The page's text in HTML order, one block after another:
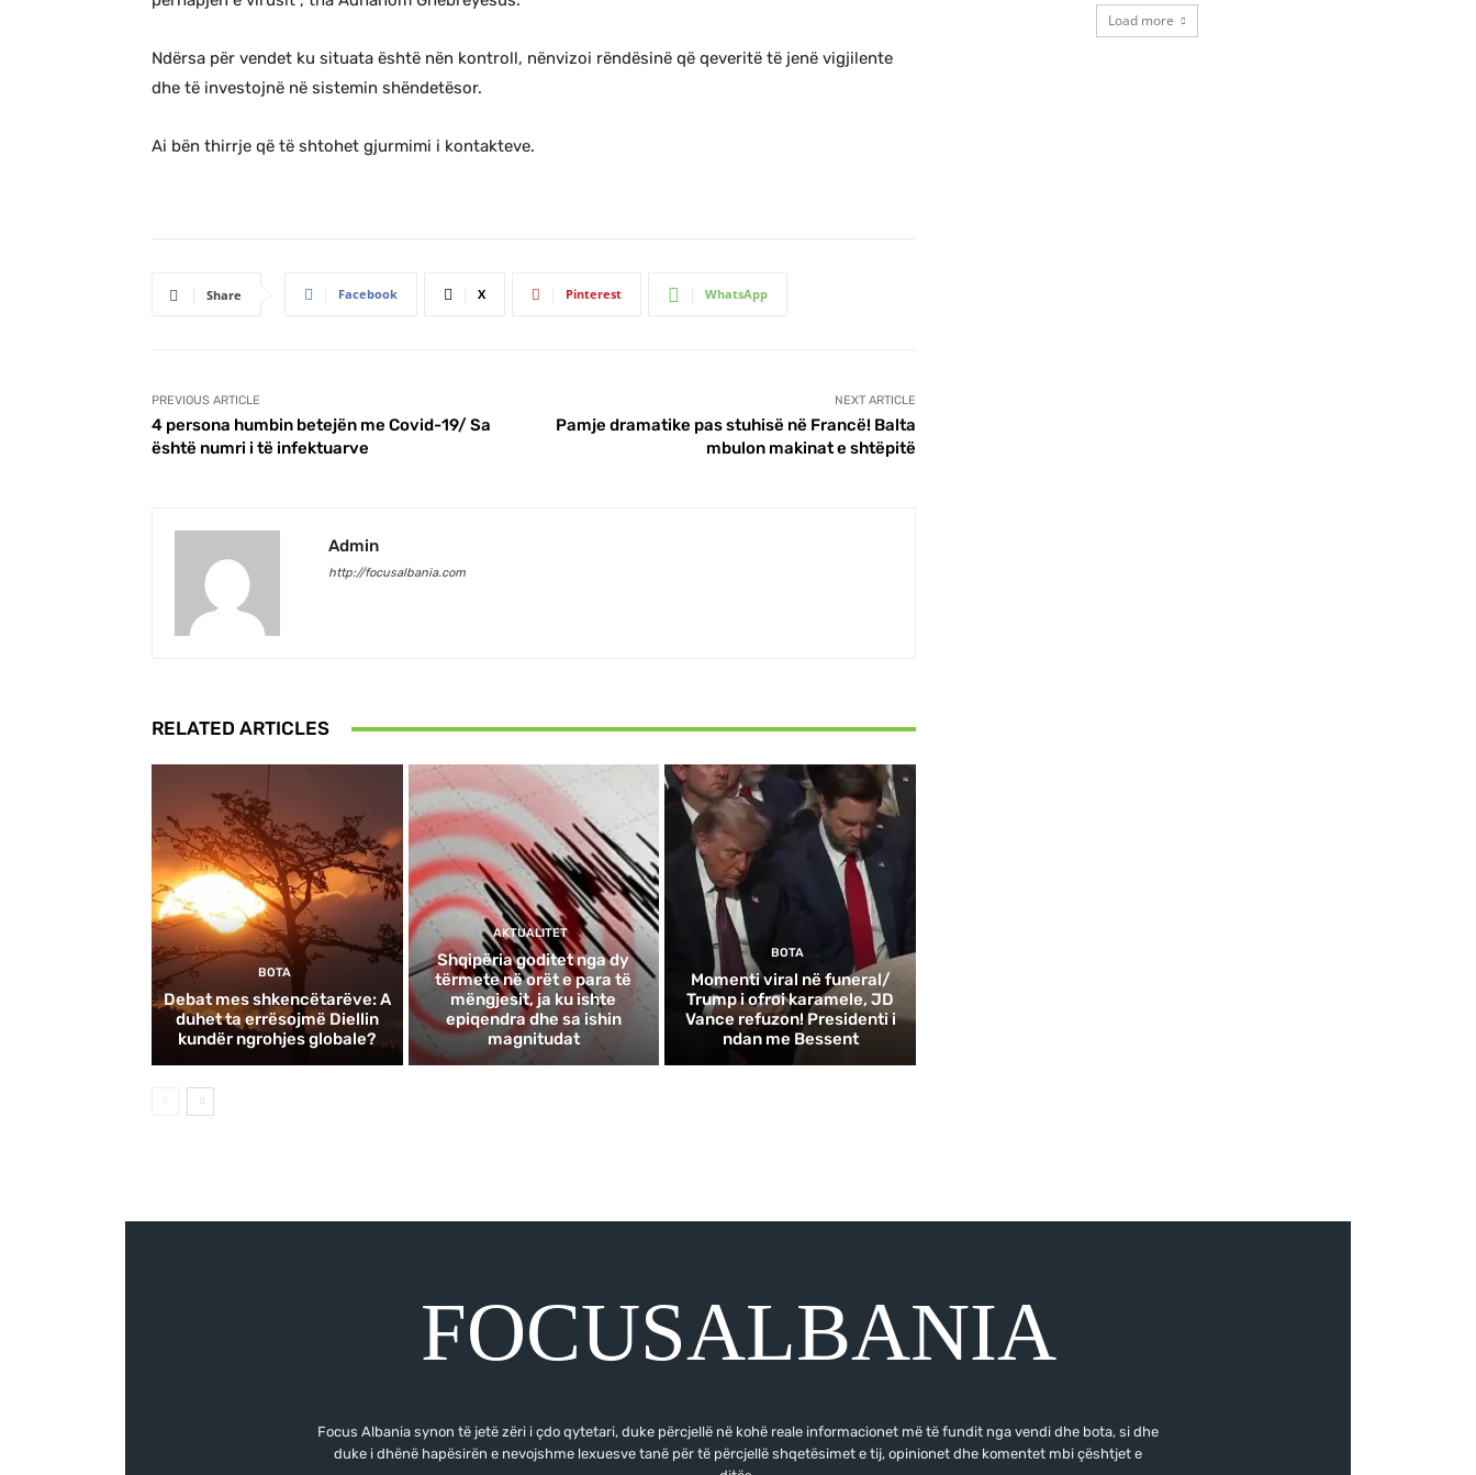
Ndërsa për vendet ku situata është nën kontroll, nënvizoi rëndësinë që qeveritë të jenë vigjilente
dhe të investojnë në sistemin shëndetësor.
Ai bën thirrje që të shtohet gjurmimi i kontakteve.
Share Facebook X Pinterest WhatsApp
PREVIOUS ARTICLE
4 persona humbin betejën me Covid-19/ Sa
është numri i të infektuarve
NEXT ARTICLE
Pamje dramatike pas stuhisë në Francë! Balta
mbulon makinat e shtëpitë
Admin
http://focusalbania.com
RELATED ARTICLES
BOTA
Debat mes shkencëtarëve: A
duhet ta errësojmë Diellin
kundër ngrohjes globale?
AKTUALITET
Shqipëria goditet nga dy
tërmete në orët e para të
mëngjesit, ja ku ishte
epiqendra dhe sa ishin
magnitudat
BOTA
Momenti viral në funeral/
Trump i ofroi karamele, JD
Vance refuzon! Presidenti i
ndan me Bessent
Load more
FOCUSALBANIA
Focus Albania synon të jetë zëri i çdo qytetari, duke përcjellë në kohë reale informacionet më të fundit nga vendi dhe bota, si dhe
duke i dhënë hapësirën e nevojshme lexuesve tanë për të përcjellë shqetësimet e tij, opinionet dhe komentet mbi çështjet e